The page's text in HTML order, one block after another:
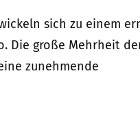
sich zu einem
Die große Mehrheit
zunehmende